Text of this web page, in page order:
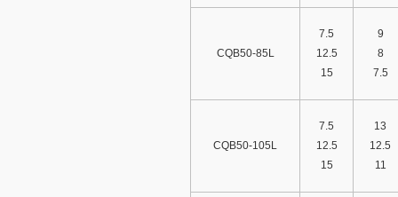
CQB50-85L
7.5
12.5
15
9
8
7.5
CQB50-105L
7.5
12.5
15
13
12.5
11